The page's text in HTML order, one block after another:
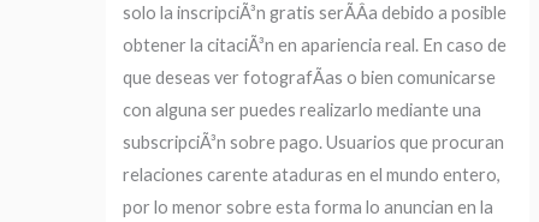
solo la inscripciÃ³n gratis serÃ­Â­a debido a posible
obtener la citaciÃ³n en apariencia real. En caso de
que deseas ver fotografÃ­as o bien comunicarse
con alguna ser puedes realizarlo mediante una
subscripciÃ³n sobre pago. Usuarios que procuran
relaciones carente ataduras en el mundo entero,
por lo menor sobre esta forma lo anuncian en la